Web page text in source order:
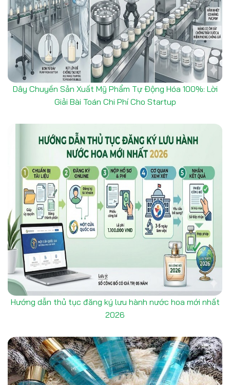
Dây Chuyền Sản Xuất Mỹ Phẩm Tự Động Hóa 100%: Lời
Giải Bài Toán Chi Phí Cho Startup
Hướng dẫn thủ tục đăng ký lưu hành nước hoa mới nhất
2026